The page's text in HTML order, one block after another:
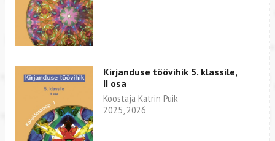
Kirjanduse töövihik 5. klassile,
II osa
Koostaja Katrin Puik
2025, 2026